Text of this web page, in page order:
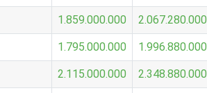
1.859.000.000 2.067.280.000
1.795.000.000 1.996.880.000
2.115.000.000 2.348.880.000